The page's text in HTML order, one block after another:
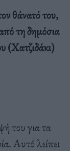
θάνατό του,
τη δημόσια
(Χατζιδάκι)
του για τα
Αυτό λείπει